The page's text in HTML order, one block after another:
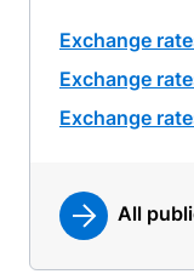
Exchange
Exchange
Exchange
All